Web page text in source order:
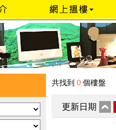
共找到 0 個樓盤
更新日期